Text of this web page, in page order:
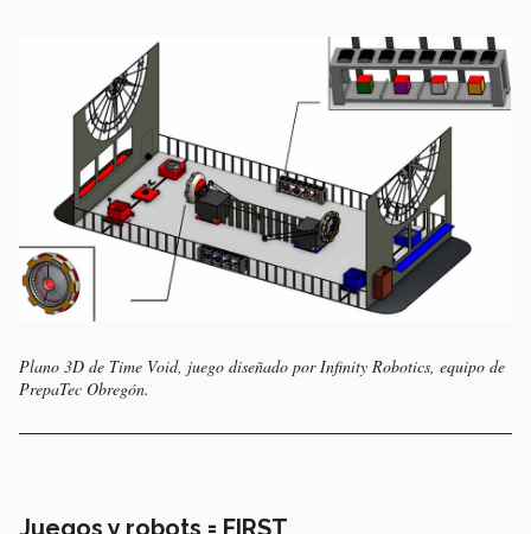
Plano 3D de Time Void, juego diseñado por Infinity Robotics, equipo de
PrepaTec Obregón.
Juegos y robots = FIRST